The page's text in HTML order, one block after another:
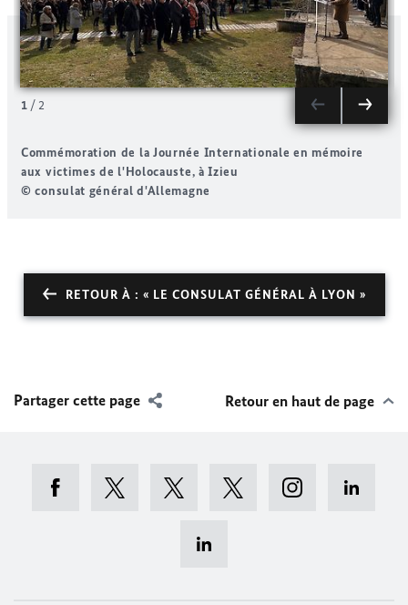
Commémoration de la Journée Internationale en mémoire
aux victimes de l'Holocauste, à Izieu
© consulat général d'Allemagne
1 / 2
RETOUR À : « LE CONSULAT GÉNÉRAL À LYON »
Partager cette page Retour en haut de page